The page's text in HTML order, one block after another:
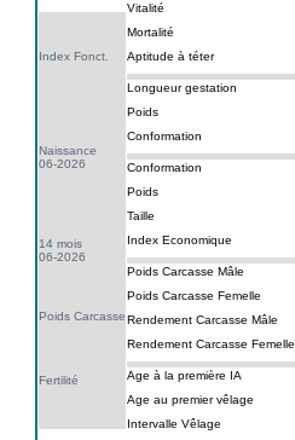
Index Fonct.
Naissance
06-2026
14 mois
06-2026
Poids Carcasse
Fertilité
Vitalité
Mortalité
Aptitude à téter
Longueur gestation
Poids
Conformation
Conformation
Poids
Taille
Index Economique
Poids Carcasse Mâle
Poids Carcasse Femelle
Rendement Carcasse Mâle
Rendement Carcasse Femelle
Age à la première IA
Age au premier vêlage
Intervalle Vêlage